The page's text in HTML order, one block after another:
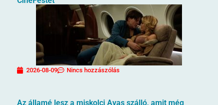
2026-08-09 Nincs hozzászólás
Az államé lesz a miskolci Avas szálló, amit még